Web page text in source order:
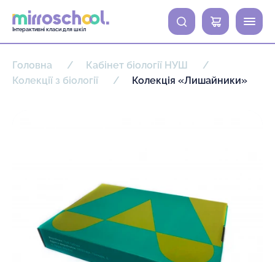
Інтерактивні класи для шкіл
0
Головна
Кабінет біології НУШ
Колекції з біології
Колекція «Лишайники»